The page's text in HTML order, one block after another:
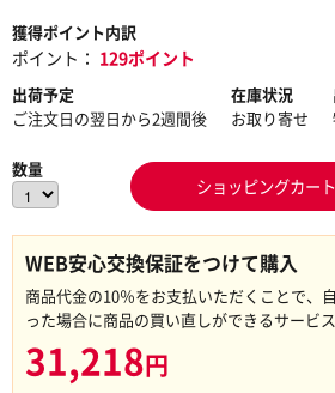
獲得ポイント内訳
ポイント： 129ポイント
出荷予定
ご注文日の翌日から2週間後
在庫状況
お取り寄せ
数量
ショッピングカー
WEB安心交換保証をつけて購入
商品代金の10％をお支払いただくことで、
った場合に商品の買い直しができるサービス
31,218円